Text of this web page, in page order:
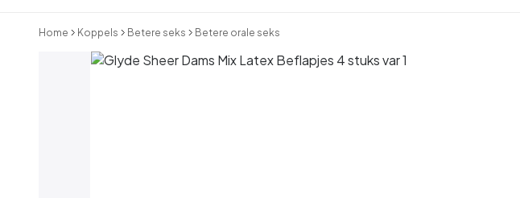
Home Koppels Betere seks Betere orale seks